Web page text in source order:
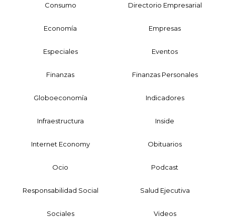
Consumo Directorio Empresarial
Economía Empresas
Especiales Eventos
Finanzas Finanzas Personales
Globoeconomía Indicadores
Infraestructura Inside
Internet Economy Obituarios
Ocio Podcast
Responsabilidad Social Salud Ejecutiva
Sociales Videos